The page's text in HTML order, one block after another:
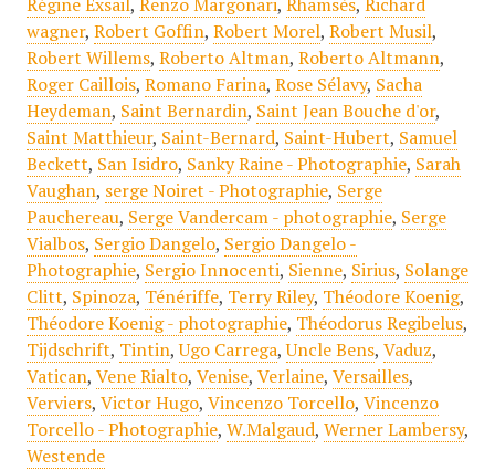
wagner, Robert Goffin, Robert Morel, Robert Musil,
Robert Willems, Roberto Altman, Roberto Altmann,
Roger Caillois, Romano Farina, Rose Sélavy, Sacha
Heydeman, Saint Bernardin, Saint Jean Bouche d'or,
Saint Matthieur, Saint-Bernard, Saint-Hubert, Samuel
Beckett, San Isidro, Sanky Raine - Photographie, Sarah
Vaughan, serge Noiret - Photographie, Serge
Pauchereau, Serge Vandercam - photographie, Serge
Vialbos, Sergio Dangelo, Sergio Dangelo -
Photographie, Sergio Innocenti, Sienne, Sirius, Solange
Clitt, Spinoza, Ténériffe, Terry Riley, Théodore Koenig,
Théodore Koenig - photographie, Théodorus Regibelus,
Tijdschrift, Tintin,Ugo Carrega,Uncle Bens, Vaduz,
Vatican, Vene Rialto, Venise, Verlaine, Versailles,
Verviers, Victor Hugo, Vincenzo Torcello, Vincenzo
Torcello - Photographie, W.Malgaud, Werner Lambersy,
Westende